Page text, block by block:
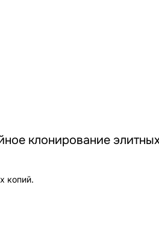
клонирование
копий.